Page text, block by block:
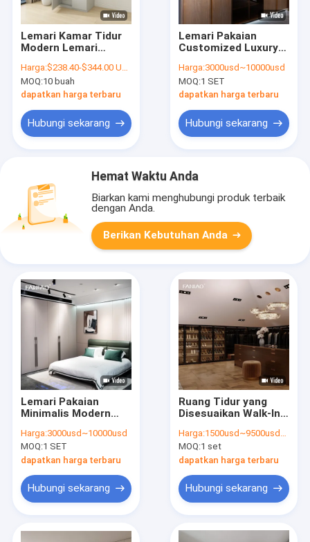
Lemari Kamar Tidur
Modern Lemari
Minimalis Custom
Lemari Kamar Tidur
Furnitur Lemari
Harga:$238.40-$344.00 USD
MOQ:10 buah
dapatkan harga terbaru
Hubungi sekarang
Lemari Pakaian
Customized Luxury
Kamar Tidur
Harga:3000usd~10000usd
MOQ:1 SET
dapatkan harga terbaru
Hubungi sekarang
Hemat Waktu Anda
Biarkan kami menghubungi produk terbaik
dengan Anda.
Berikan Kebutuhan Anda
Lemari Pakaian
Minimalis Modern
Pakaian Kamar Tidur
PET
Harga:3000usd~10000usd
MOQ:1 SET
dapatkan harga terbaru
Hubungi sekarang
Ruang Tidur yang
Disesuaikan Walk-In
Portable Lemari
Lemari Kayu Modern
Harga:1500usd~9500usd/customized according to material&dimension
MOQ:1 set
dapatkan harga terbaru
Hubungi sekarang